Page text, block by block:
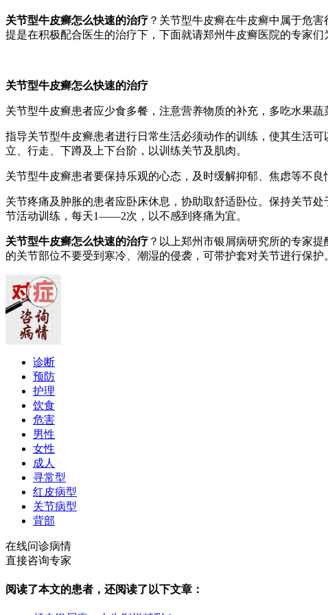
关节型牛皮癣怎么快速的治疗 ？关节型牛皮癣在牛皮癣中属于危
提是在积极配合医生的治疗下，下面就请郑州牛皮癣医院的专家们
关节型牛皮癣怎么快速的治疗
关节型牛皮癣患者应少食多餐，注意营养物质的补充，多吃水果
指导关节型牛皮癣患者进行日常生活必须动作的训练，使其生活
立、行走、下蹲及上下台阶，以训练关节及肌肉。
关节型牛皮癣患者要保持乐观的心态，及时缓解抑郁、焦虑等不
关节疼痛及肿胀的患者应卧床休息，协助取舒适卧位。保持关节
节活动训练，每天1——2次，以不感到疼痛为宜。
关节型牛皮癣怎么快速的治疗 ？以上郑州市银屑病研究所的专家
的关节部位不要受到寒冷、潮湿的侵袭，可带护套对关节进行保护
诊断
预防
护理
饮食
危害
男性
女性
成人
寻常型
红皮病型
关节病型
背部
在线问诊病情
直接咨询专家
阅读了本文的患者，还阅读了以下文章：